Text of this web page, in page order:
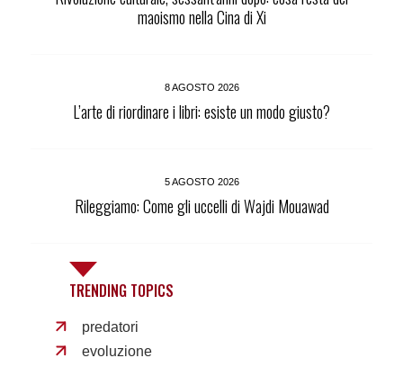
maoismo nella Cina di Xi
8 AGOSTO 2026
L’arte di riordinare i libri: esiste un modo giusto?
5 AGOSTO 2026
Rileggiamo: Come gli uccelli di Wajdi Mouawad
TRENDING TOPICS
predatori
evoluzione